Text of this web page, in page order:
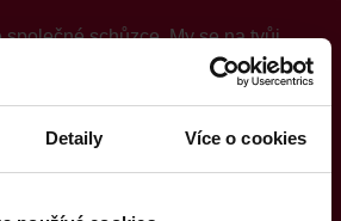
Detaily Více o cookies
společné schůzce. My se na tvůj
co pro tebe můžeme
se ozveme zpátky. Tvoji rodiče s